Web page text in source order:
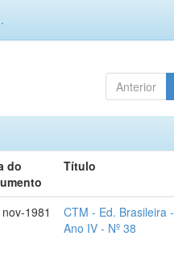
Anterior
do
Título
nov-1981
CTM - Ed. Brasileira -
Ano IV - Nº 38